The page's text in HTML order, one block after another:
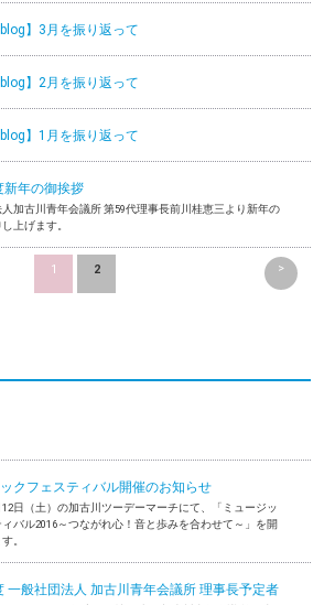
blog】3月を振り返って
blog】2月を振り返って
blog】1月を振り返って
新年の御挨拶
加古川青年会議所 第59代理事長前川桂恵三より新年の
上げます。
1 2 >
クフェスティバル開催のお知らせ
12日（土）の加古川ツーデーマーチにて、「ミュージッ
バル2016～つながれ心！音と歩みを合わせて～」を開
。
一般社団法人 加古川青年会議所 理事長予定者